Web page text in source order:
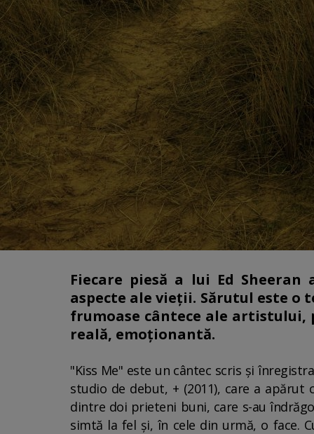
Fiecare piesă a lui Ed
aspecte ale vieții. Sărutul este o
frumoase cântece ale artistului,
reală, emoționantă.
"Kiss Me" este un cântec scris și
studio de debut, + (2011), care a apărut
dintre doi prieteni buni, care s-au
simtă la fel și, în cele din urmă, o face.